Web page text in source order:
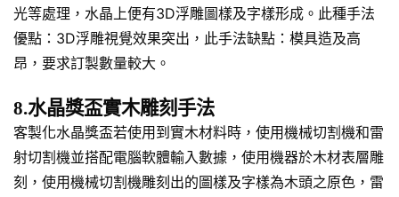
光等處理，水晶上便有3D浮雕圖樣及字樣形成。此種手法
優點：3D浮雕視覺效果突出，此手法缺點：模具造及高
昂，要求訂製數量較大。
8.水晶獎盃實木雕刻手法
客製化水晶獎盃若使用到實木材料時，使用機械切割機和雷
射切割機並搭配電腦軟體輸入數據，使用機器於木材表層雕
刻，使用機械切割機雕刻出的圖樣及字樣為木頭之原色，雷